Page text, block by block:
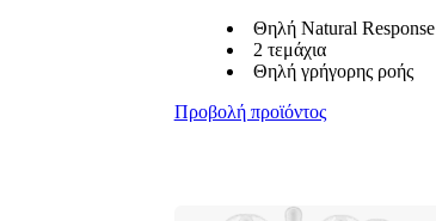
Θηλή Natural Response
2 τεμάχια
Θηλή γρήγορης ροής
Προβολή προϊόντος